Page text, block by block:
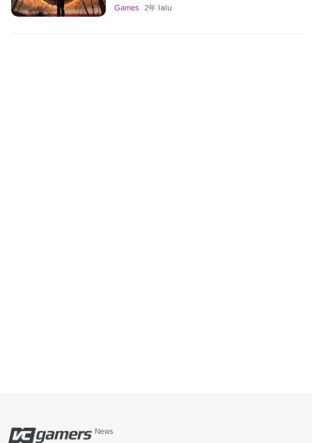
Games 2年 lalu
News